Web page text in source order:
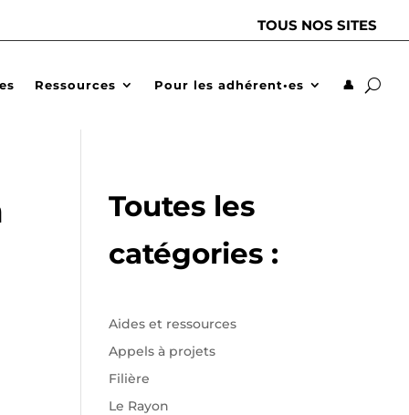
TOUS NOS SITES
Ressources Pour les adhérent•es 👤
Toutes les
catégories :
Aides et ressources
Appels à projets
Filière
Le Rayon